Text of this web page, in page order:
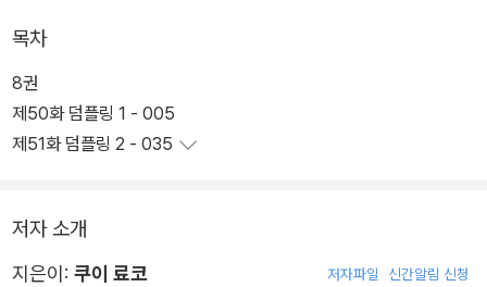
목차
8권
제50화 덤플링 1 - 005
제51화 덤플링 2 - 035
저자 소개
지은이: 쿠이 료코 저자파일 신간알림 신청